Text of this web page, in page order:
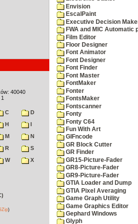
40040
C
D
H
I
M
N
R
S
W
X
)
Envision
EscalPaint
Executive Decision
FWA and MIC
Film Editor
Floor Designer
Font Animator
Font Designer
Font Finder
Font Master
FontMaker
Fonter
FontsMaker
Fontscanner
Fonty
Fonty C64
Fun With Art
GIFncode
GR Block Cutter
GR Finder
GR15-Picture-Fader
GR8-Picture-Fader
GR9-Picture-Fader
GTIA Loader and Dump
GTIA Pixel Averaging
Game Graph Utility
Game Graphics Editor
Gephard Windows
Glyph